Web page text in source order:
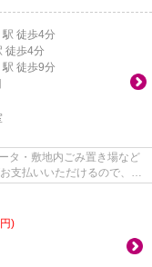
駅 徒歩4分
徒歩4分
駅 徒歩9分
タ・敷地内ごみ置き場など
支払いいただけるので、決
)